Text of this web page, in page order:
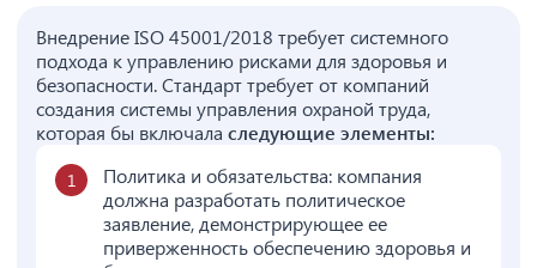
Внедрение ISO 45001/2018 требует системного
подхода к управлению рисками для здоровья и
безопасности. Стандарт требует от компаний
создания системы управления охраной труда,
которая бы включала следующие элементы:
Политика и обязательства: компания
должна разработать политическое
заявление, демонстрирующее ее
приверженность обеспечению здоровья и